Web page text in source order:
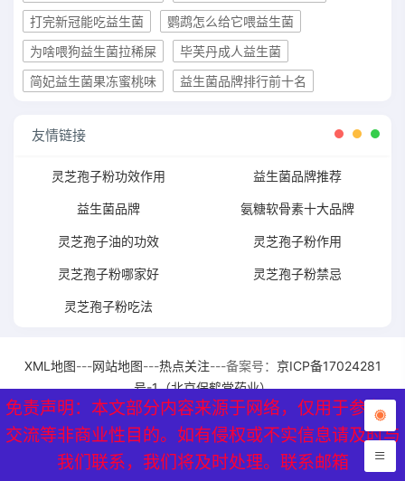
免责声明：本文部分内容来源于网络，仅用于参考、
交流等非商业性目的。如有侵权或不实信息请及时与
我们联系，我们将及时处理。联系邮箱
打完新冠能吃益生菌
鹦鹉怎么给它喂益生菌
为啥喂狗益生菌拉稀屎
毕芙丹成人益生菌
简妃益生菌果冻蜜桃味
益生菌品牌排行前十名
友情链接
灵芝孢子粉功效作用 益生菌品牌推荐
益生菌品牌 氨糖软骨素十大品牌
灵芝孢子油的功效 灵芝孢子粉作用
灵芝孢子粉哪家好 灵芝孢子粉禁忌
灵芝孢子粉吃法
XML地图---网站地图---热点关注---备案号： 京ICP备17024281
号-1（北京保鹤堂药业）
免责声明：本文部分内容来源于网络，仅用于参考、
交流等非商业性目的。如有侵权或不实信息请及时与
我们联系，我们将及时处理。联系邮箱